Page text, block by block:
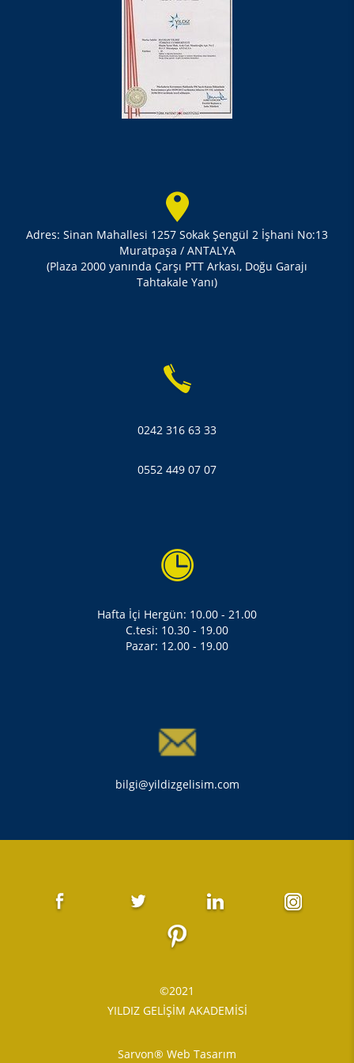
Adres: Sinan Mahallesi 1257 Sokak Şengül 2 İşhani No:13
Muratpaşa / ANTALYA
(Plaza 2000 yanında Çarşı PTT Arkası, Doğu Garajı
Tahtakale Yanı)
0242 316 63 33
0552 449 07 07
Hafta İçi Hergün: 10.00 - 21.00
C.tesi: 10.30 - 19.00
Pazar: 12.00 - 19.00
bilgi@yildizgelisim.com
©2021
YILDIZ GELİŞİM AKADEMİSİ
Sarvon® Web Tasarım